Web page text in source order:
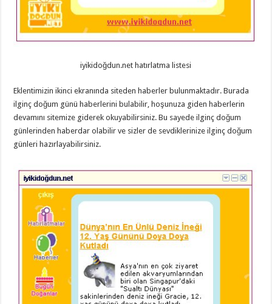
iyikidoğdun.net hatırlatma listesi
Eklentimizin ikinci ekranında siteden haberler bulunmaktadır. Burada
ilginç doğum günü haberlerini bulabilir, hoşunuza giden haberlerin
devamını sitemize giderek okuyabilirsiniz. Bu sayede ilginç doğum
günlerinden haberdar olabilir ve sizler de sevdiklerinize ilginç doğum
günleri hazırlayabilirsiniz.